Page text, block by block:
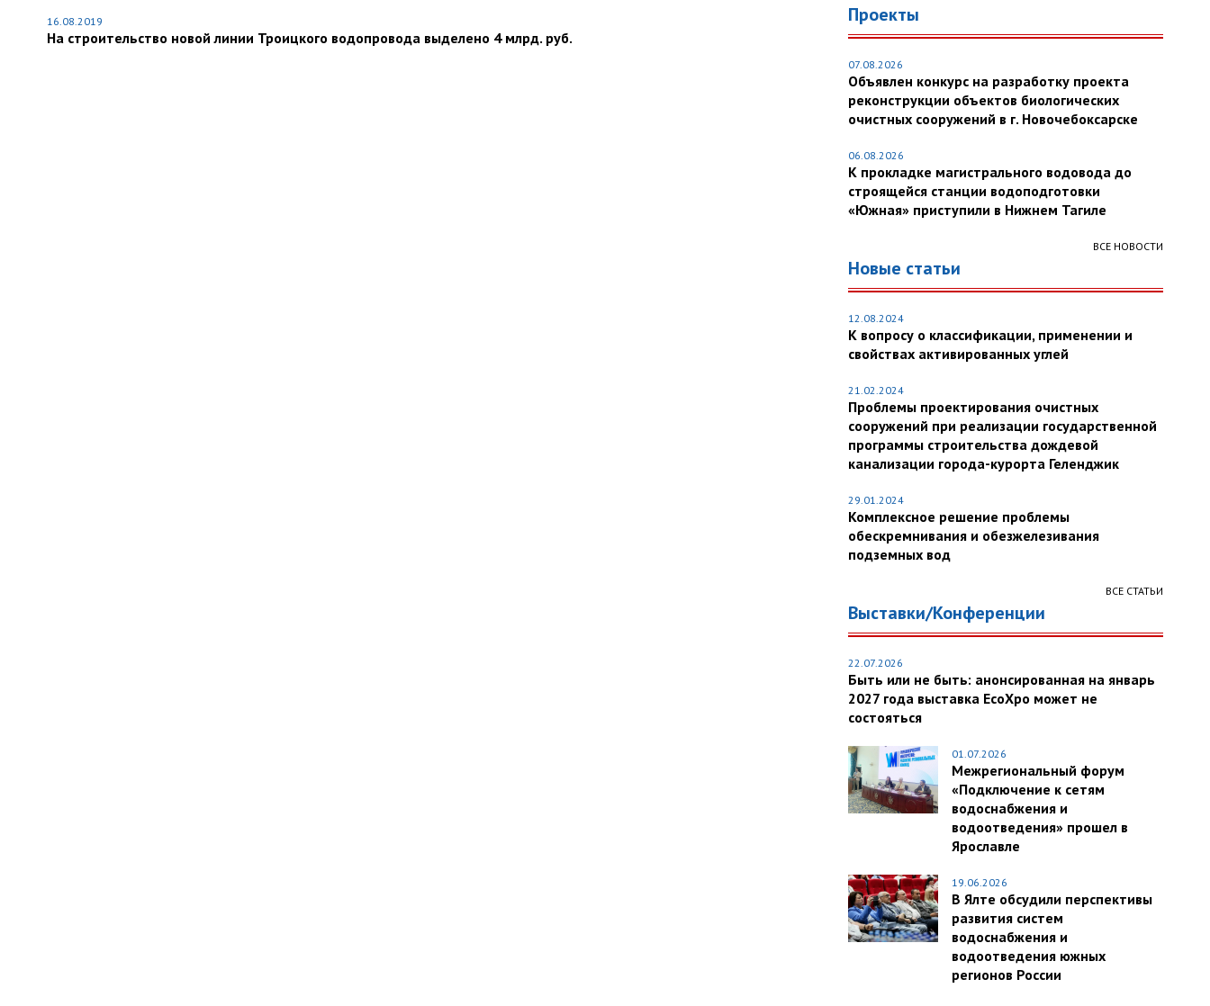
16.08.2019
На строительство новой линии Троицкого водопровода выделено 4 млрд. руб.
Проекты
07.08.2026
Объявлен конкурс на разработку проекта
реконструкции объектов биологических
очистных сооружений в г. Новочебоксарске
06.08.2026
К прокладке магистрального водовода до
строящейся станции водоподготовки
«Южная» приступили в Нижнем Тагиле
ВСЕ НОВОСТИ
Новые статьи
12.08.2024
К вопросу о классификации, применении и
свойствах активированных углей
21.02.2024
Проблемы проектирования очистных
сооружений при реализации государственной
программы строительства дождевой
канализации города-курорта Геленджик
29.01.2024
Комплексное решение проблемы
обескремнивания и обезжелезивания
подземных вод
ВСЕ СТАТЬИ
Выставки/Конференции
22.07.2026
Быть или не быть: анонсированная на январь
2027 года выставка EcoXpo может не
состояться
01.07.2026
Межрегиональный форум
«Подключение к сетям
водоснабжения и
водоотведения» прошел в
Ярославле
19.06.2026
В Ялте обсудили перспективы
развития систем
водоснабжения и
водоотведения южных
регионов России